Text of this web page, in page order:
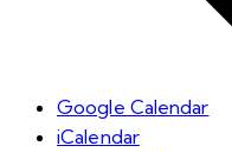
Google Calendar
iCalendar